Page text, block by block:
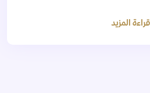
قراءة المزيد